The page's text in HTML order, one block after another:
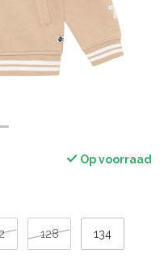
Op voorraad
128 134